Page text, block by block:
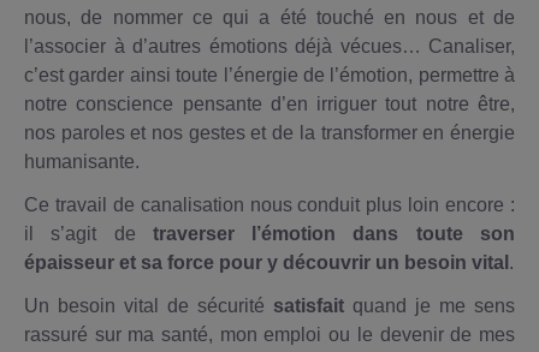
nous, de nommer ce qui a été touché en nous et de
l’associer à d’autres émotions déjà vécues… Canaliser,
c’est garder ainsi toute l’énergie de l’émotion, permettre à
notre conscience pensante d’en irriguer tout notre être,
nos paroles et nos gestes et de la transformer en énergie
humanisante.
Ce travail de canalisation nous conduit plus loin encore :
il s’agit de traverser l’émotion dans toute son
épaisseur et sa force pour y découvrir un besoin vital .
Un besoin vital de sécurité satisfait quand je me sens
rassuré sur ma santé, mon emploi ou le devenir de mes